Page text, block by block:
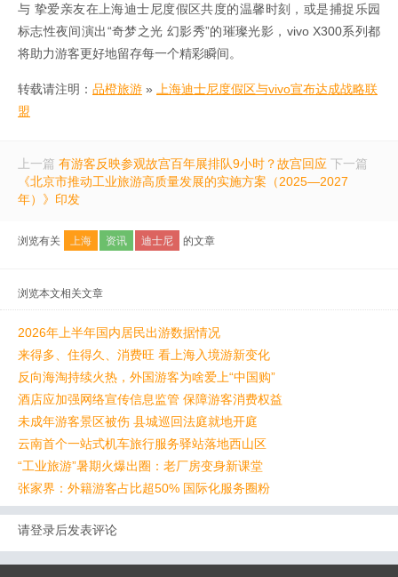
与 挚爱亲友在上海迪士尼度假区共度的温馨时刻，或是捕捉乐园
标志性夜间演出“奇梦之光 幻影秀”的璀璨光影，vivo X300系列都
将助力游客更好地留存每一个精彩瞬间。
转载请注明： 品橙旅游 »
上海迪士尼度假区与vivo宣布达成战略联
盟
上一篇 有游客反映参观故宫百年展排队9小时？故宫回应 下一篇
《北京市推动工业旅游高质量发展的实施方案（2025—2027
年）》印发
浏览有关 上海 资讯 迪士尼 的文章
浏览本文相关文章
2026年上半年国内居民出游数据情况
来得多、住得久、消费旺 看上海入境游新变化
反向海淘持续火热，外国游客为啥爱上“中国购”
酒店应加强网络宣传信息监管 保障游客消费权益
未成年游客景区被伤 县城巡回法庭就地开庭
云南首个一站式机车旅行服务驿站落地西山区
“工业旅游”暑期火爆出圈：老厂房变身新课堂
张家界：外籍游客占比超50% 国际化服务圈粉
请登录后发表评论